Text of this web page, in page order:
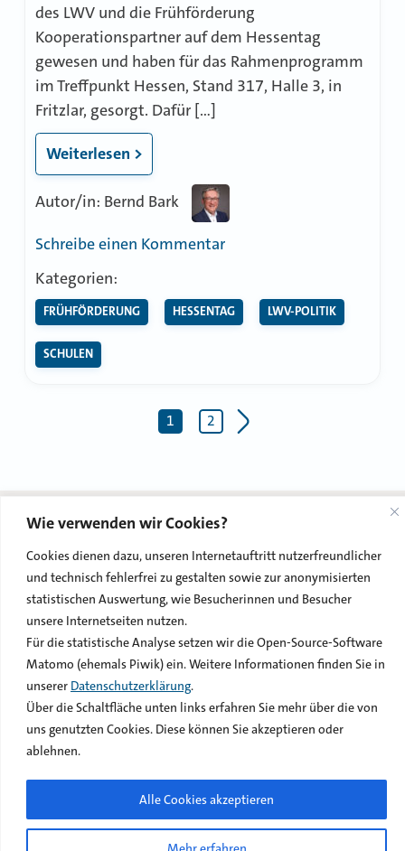
Wie verwenden wir Cookies?
Cookies dienen dazu, unseren Internetauftritt nutzerfreundlicher
und technisch fehlerfrei zu gestalten sowie zur anonymisierten
statistischen Auswertung, wie Besucherinnen und Besucher
unsere Internetseiten nutzen.
Für die statistische Analyse setzen wir die Open-Source-Software
Matomo (ehemals Piwik) ein. Weitere Informationen finden Sie in
unserer Datenschutzerklärung.
Über die Schaltfläche unten links erfahren Sie mehr über die von
uns genutzten Cookies. Diese können Sie akzeptieren oder
ablehnen.
Alle Cookies akzeptieren
des LWV und die Frühförderung
Kooperationspartner auf dem Hessentag
gewesen und haben für das Rahmenprogramm
im Treffpunkt Hessen, Stand 317, Halle 3, in
Fritzlar, gesorgt. Dafür […]
Weiterlesen >
Autor/in: Bernd Bark
Schreibe einen Kommentarzu
und
Kategorien:
FRÜHFÖRDERUNG HESSENTAG LWV-POLITIK
SCHULEN
Seitennummerierung
1 2
Older
© 2026 LWVblog
Impressum Datenschutzerklärung
Netiquette
Kontakt